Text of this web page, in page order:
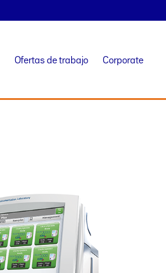
Ofertas de trabajo Corporate